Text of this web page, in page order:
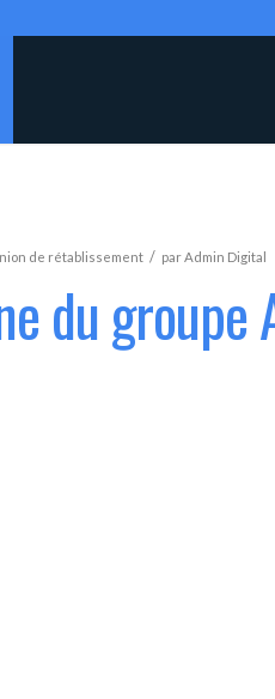
de rétablissement / parAdmin Digital
du